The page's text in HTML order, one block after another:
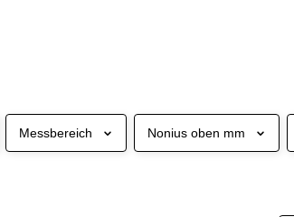
Messbereich Nonius oben mm